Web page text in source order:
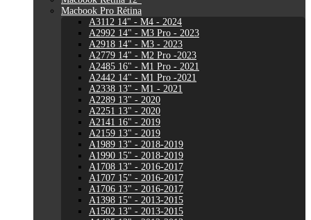
Macbook Pro Rétina
A3112 14" - M4 - 2024
A2992 14" - M3 Pro - 2023
A2918 14" - M3 - 2023
A2779 14" - M2 Pro -2023
A2485 16" - M1 Pro - 2021
A2442 14" - M1 Pro -2021
A2338 13" - M1 - 2021
A2289 13" - 2020
A2251 13" - 2020
A2141 16" - 2019
A2159 13" - 2019
A1989 13" - 2018-2019
A1990 15" - 2018-2019
A1708 13" - 2016-2017
A1707 15" - 2016-2017
A1706 13" - 2016-2017
A1398 15" - 2013-2015
A1502 13" - 2013-2015